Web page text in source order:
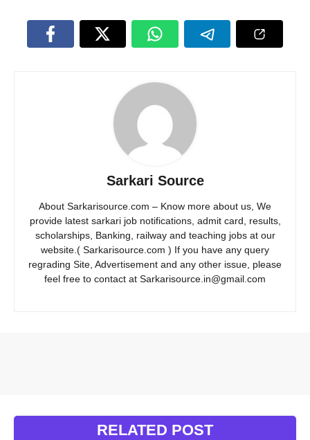
Sarkari Source
About Sarkarisource.com – Know more about us, We
provide latest sarkari job notifications, admit card, results,
scholarships, Banking, railway and teaching jobs at our
website.( Sarkarisource.com ) If you have any query
regrading Site, Advertisement and any other issue, please
feel free to contact at Sarkarisource.in@gmail.com
RELATED POST